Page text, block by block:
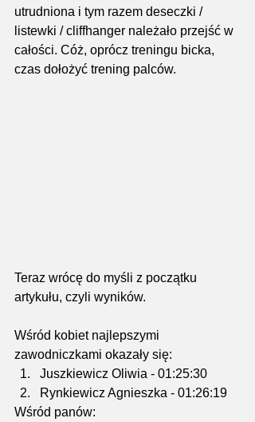
utrudniona i tym razem deseczki /
listewki / cliffhanger należało przejść w
całości. Cóż, oprócz treningu bicka,
czas dołożyć trening palców.
Teraz wrócę do myśli z początku
artykułu, czyli wyników.
Wśród kobiet najlepszymi
zawodniczkami okazały się:
Juszkiewicz Oliwia - 01:25:30
Rynkiewicz Agnieszka - 01:26:19
Wśród panów: